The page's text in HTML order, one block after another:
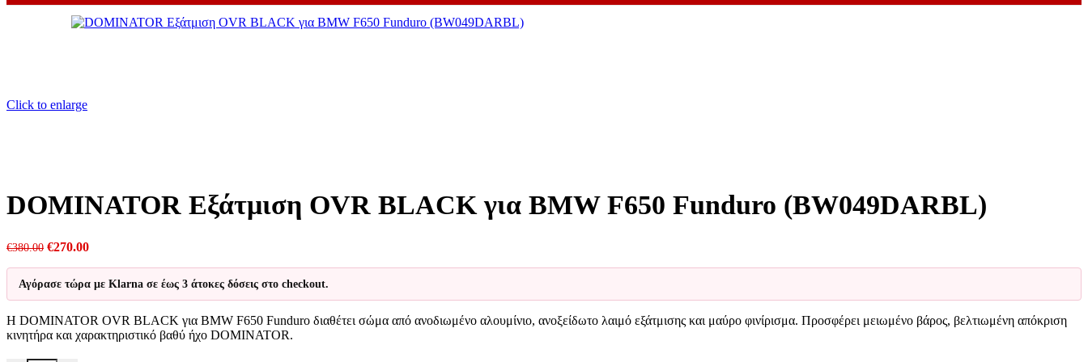
Click to enlarge
DOMINATOR Εξάτμιση OVR BLACK για BMW F650 Funduro (BW049DARBL)
€380.00 Original
€380.00.
€270.00Η
είναι:
€270.00.
Αγόρασε τώρα με Klarna σε έως 3 άτοκες δόσεις στο checkout.
Η DOMINATOR OVR BLACK για BMW F650 Funduro διαθέτει σώμα από ανοδιωμένο αλουμίνιο, ανοξείδωτο λαιμό εξάτμισης και μαύρο φινίρισμα. Προσφέρει μειωμένο βάρος, βελτιωμένη απόκριση
κινητήρα και χαρακτηριστικό βαθύ ήχο DOMINATOR.